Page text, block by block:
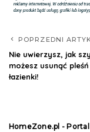
POPRZEDNI
Nie uwierzysz, jak
możesz usunąć
łazienki!
HomeZone.pl -